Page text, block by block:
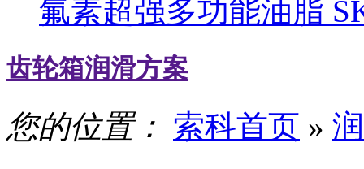
氟素超强多功能油脂
齿轮箱润滑方案
您的位置： 索科首页 »